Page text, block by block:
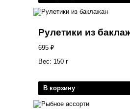
Рулетики из
695 ₽
Вес: 150 г
В корзину